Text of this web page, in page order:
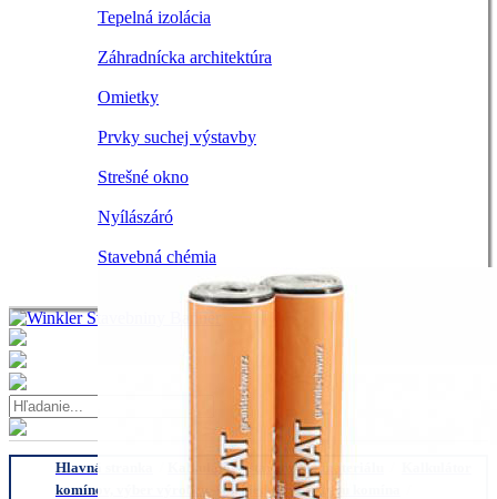
Tepelná izolácia
Záhradnícka architektúra
Omietky
Prvky suchej výstavby
Strešné okno
Nyílászáró
Stavebná chémia
Hlavná stranka Kalkulátory stavebného materiálu
komínov, výber výrobcu
/ Schiedel výber typu komína